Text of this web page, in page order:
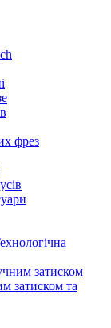
фрез
затиском
затиском та